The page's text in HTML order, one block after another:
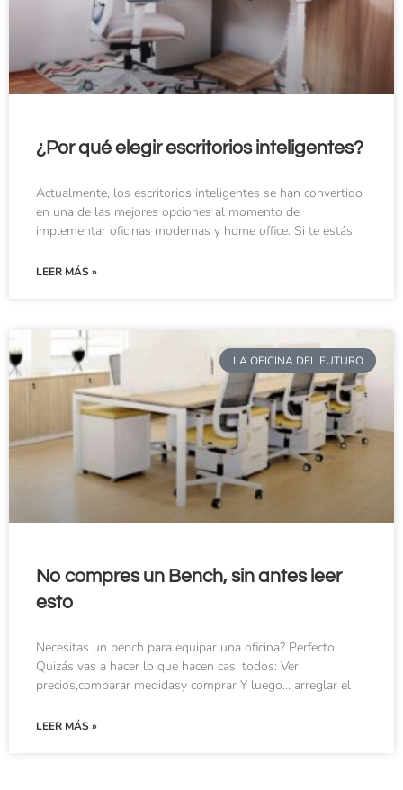
¿Por qué elegir escritorios inteligentes?
Actualmente, los escritorios inteligentes se han convertido
en una de las mejores opciones al momento de
implementar oficinas modernas y home office. Si te estás
LEER MÁS »
LA OFICINA DEL FUTURO
No compres un Bench, sin antes leer
esto
Necesitas un bench para equipar una oficina? Perfecto.
Quizás vas a hacer lo que hacen casi todos: Ver
precios,comparar medidasy comprar Y luego… arreglar el
LEER MÁS »